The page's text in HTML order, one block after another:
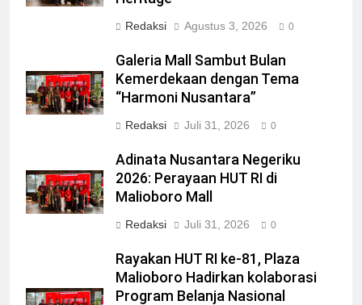
Redaksi Agustus 3, 2026 0
Galeria Mall Sambut Bulan
Kemerdekaan dengan Tema
“Harmoni Nusantara”
Redaksi Juli 31, 2026 0
Adinata Nusantara Negeriku
2026: Perayaan HUT RI di
Malioboro Mall
Redaksi Juli 31, 2026 0
Rayakan HUT RI ke-81, Plaza
Malioboro Hadirkan kolaborasi
Program Belanja Nasional